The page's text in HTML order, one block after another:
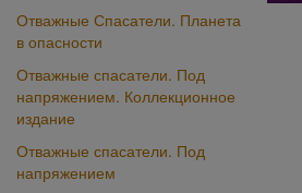
Отважные Спасатели. Планета
в опасности
Отважные спасатели. Под
напряжением. Коллекционное
издание
Отважные спасатели. Под
напряжением